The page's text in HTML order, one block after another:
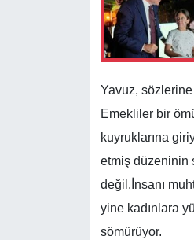
Yavuz,
Emekliler bir
kuyruklarına
etmiş düzeninin
değil. İnsanı
yine kadınlara
sömürüyor.